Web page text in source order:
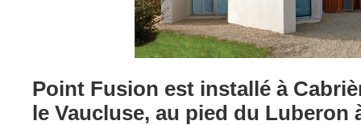
Point Fusion est installé à
le Vaucluse, au pied du Luberon